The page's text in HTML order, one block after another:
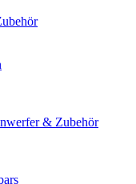
& Zubehör